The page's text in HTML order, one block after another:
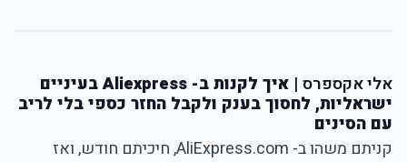
אלי אקספרס
| איך לקנות ב- Aliexpress בעיניים
ישראליות, לחסוך בענק ולקבל החזר כספי בלי לריב
עם הסינים
קניתם משהו ב- AliExpress.com, חיכיתם חודש, ואז